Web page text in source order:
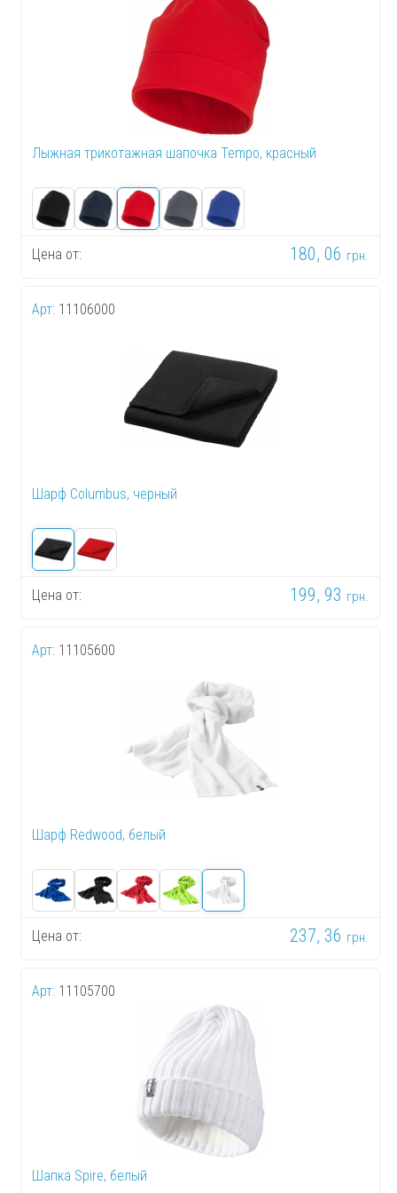
Лыжная трикотажная шапочка Tempo, красный
Цена от: 180, 06 грн.
Арт: 11106000
Шарф Columbus, черный
Цена от: 199, 93 грн.
Арт: 11105600
Шарф Redwood, белый
Цена от: 237, 36 грн.
Арт: 11105700
Шапка Spire, белый